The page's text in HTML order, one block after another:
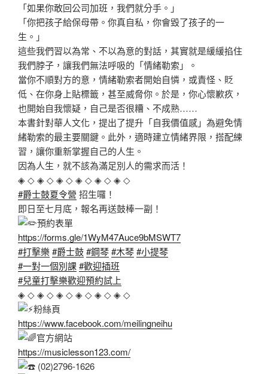
「如果你敢回公司加班，我們就分手。」
「你把孩子給保母帶。你真自私，你會毀了孩子的一
生。」
這些我們習以為常、不以為意的對話，其實就是緩緩掐住
我們脖子，讓我們無法呼吸的「情緒勒索」。
當你不順對方的意，情緒勒索者開始自憐，或責怪、貶
低、在你身上貼標籤，甚至威脅你。於是，你心懷歉疚，
也開始自我懷疑，自己是否很糟、不成熟……
本書針對華人文化，提出了提升「自我價值感」為避免情
緒勒索的最主要關鍵。此外，適時建立情緒界限，搭配練
習，讓你重新掌握自己的人生。
因為人生，就不該為滿足別人的需求而活！
◈ ◇ ◈ ◇ ◈ ◇ ◈ ◇ ◈ ◇ ◈ ◇
#爵士鼓夏令營 招生囉！
即日至七月底，報名再送鼓棒一副！
預約表單
https://forms.gle/1WyM47Auce9bMSWT7
#打擊樂#爵士鼓#鋼琴#木琴#小提琴
#一對一個別課#歡迎插班
#兒童打擊樂歡迎預約試上
◈ ◇ ◈ ◇ ◈ ◇ ◈ ◇ ◈ ◇ ◈ ◇
粉絲頁
https://www.facebook.com/meilingneihu
官方網站
https://musiclesson123.com/
(02)2796-1626